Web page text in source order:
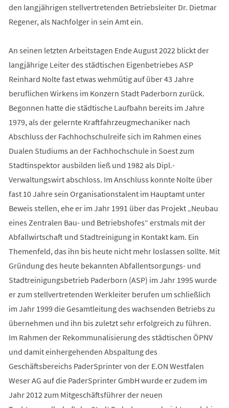
den langjährigen stellvertretenden Betriebsleiter Dr. Dietmar
Regener, als Nachfolger in sein Amt ein.
An seinen letzten Arbeitstagen Ende August 2022 blickt der
langjährige Leiter des städtischen Eigenbetriebes ASP
Reinhard Nolte fast etwas wehmütig auf über 43 Jahre
beruflichen Wirkens im Konzern Stadt Paderborn zurück.
Begonnen hatte die städtische Laufbahn bereits im Jahre
1979, als der gelernte Kraftfahrzeugmechaniker nach
Abschluss der Fachhochschulreife sich im Rahmen eines
Dualen Studiums an der Fachhochschule in Soest zum
Stadtinspektor ausbilden ließ und 1982 als Dipl.-
Verwaltungswirt abschloss. Im Anschluss konnte Nolte über
fast 10 Jahre sein Organisationstalent im Hauptamt unter
Beweis stellen, ehe er im Jahr 1991 über das Projekt „Neubau
eines Zentralen Bau- und Betriebshofes“ erstmals mit der
Abfallwirtschaft und Stadtreinigung in Kontakt kam. Ein
Themenfeld, das ihn bis heute nicht mehr loslassen sollte. Mit
Gründung des heute bekannten Abfallentsorgungs- und
Stadtreinigungsbetrieb Paderborn (ASP) im Jahr 1995 wurde
er zum stellvertretenden Werkleiter berufen um schließlich
im Jahr 1999 die Gesamtleitung des wachsenden Betriebs zu
übernehmen und ihn bis zuletzt sehr erfolgreich zu führen.
Im Rahmen der Rekommunalisierung des städtischen ÖPNV
und damit einhergehenden Abspaltung des
Geschäftsbereichs PaderSprinter von der E.ON Westfalen
Weser AG auf die PaderSprinter GmbH wurde er zudem im
Jahr 2012 zum Mitgeschäftsführer der neuen